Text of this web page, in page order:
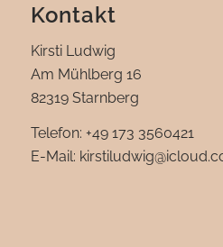
Kontakt
Kirsti Ludwig
Am Mühlberg 16
82319 Starnberg
Telefon: +49 173 3560421
E-Mail: